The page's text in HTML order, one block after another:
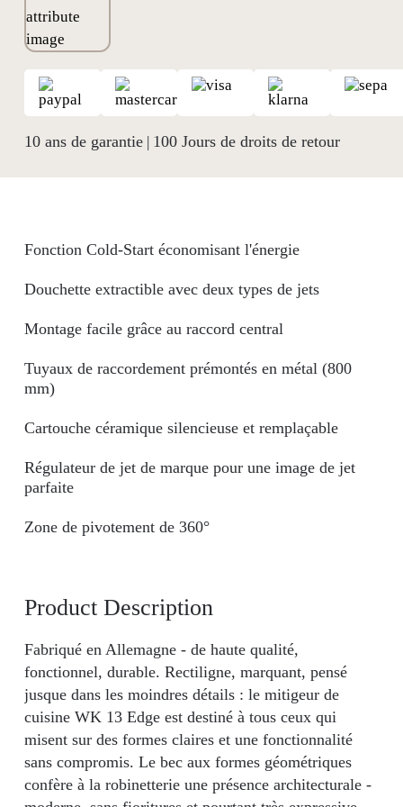
10 ans de garantie| 100 Jours de droits de retour
Product Description
Fabriqué en Allemagne - de haute qualité,
fonctionnel, durable. Rectiligne, marquant, pensé
jusque dans les moindres détails : le mitigeur de
cuisine WK 13 Edge est destiné à tous ceux qui
misent sur des formes claires et une fonctionnalité
sans compromis. Le bec aux formes géométriques
confère à la robinetterie une présence architecturale -
Fonction Cold-Start économisant l'énergie
Douchette extractible avec deux types de jets
Montage facile grâce au raccord central
Tuyaux de raccordement prémontés en métal (800
mm)
Cartouche céramique silencieuse et remplaçable
Régulateur de jet de marque pour une image de jet
parfaite
Zone de pivotement de 360°